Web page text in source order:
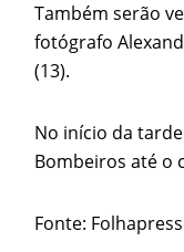
Também serão
fotógrafo
(13).
No início da
Bombeiros até o
Fonte: Folhapress